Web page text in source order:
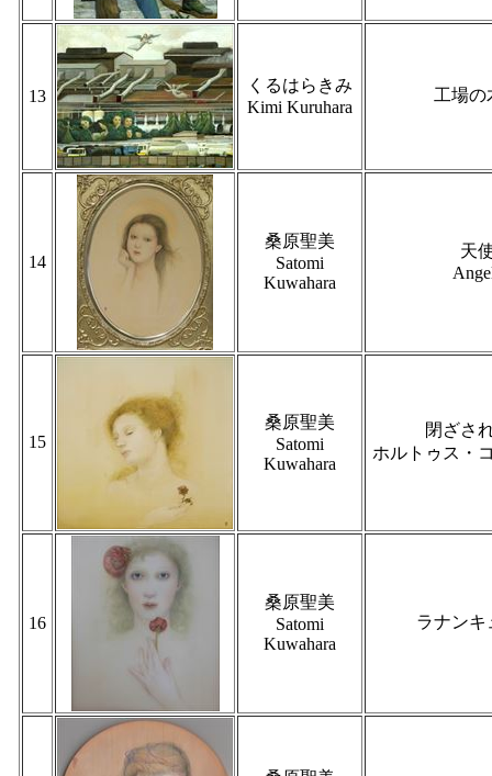
13
くるはらきみ
Kimi Kuruhara
工場の
14
桑原聖美
Satomi
Kuwahara
天
15
桑原聖美
Satomi
Kuwahara
閉ざさ
ホルトゥス・
16
桑原聖美
Satomi
Kuwahara
ラナンキ